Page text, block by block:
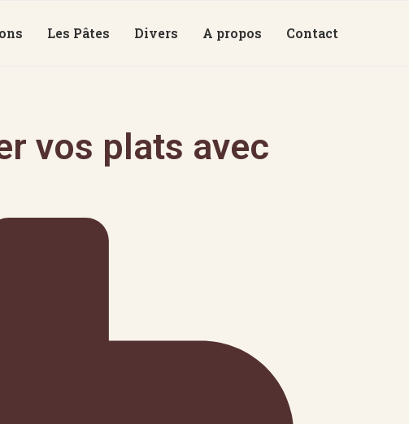
Les Pâtes Divers A propos Contact
vos plats avec